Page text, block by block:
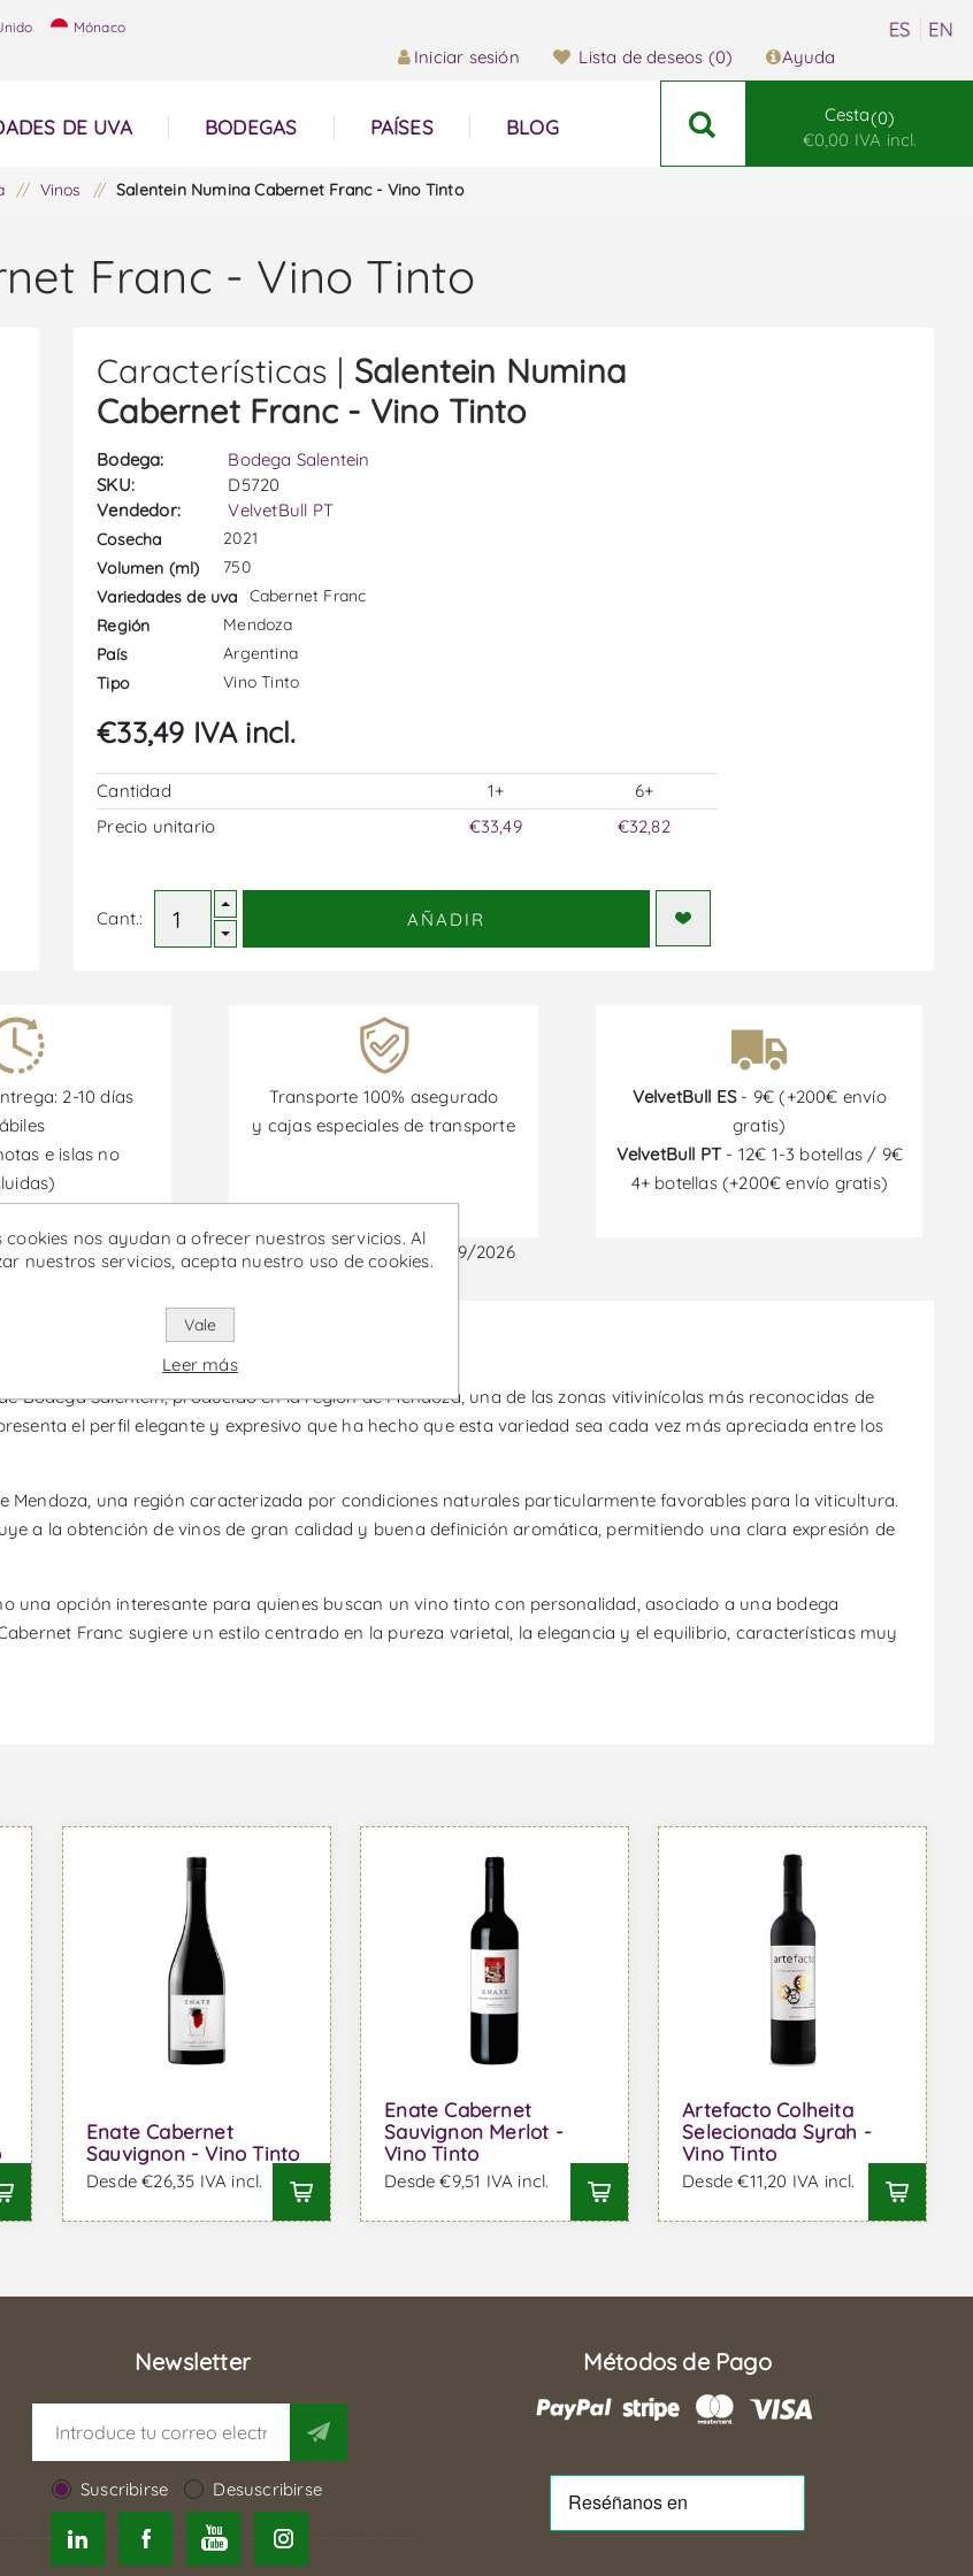
Mónaco
Iniciar sesión Lista de deseos (0) Ayuda
DE UVA BODEGAS PAÍSES BLOG
Cesta 0
€0,00 IVA incl.
/ Vinos / Salentein Numina Cabernet Franc - Vino Tinto
Franc - Vino Tinto
Características | Salentein Numina
Cabernet Franc - Vino Tinto
Bodega:
Bodega Salentein
SKU:
D5720
Vendedor:
VelvetBull PT
Cosecha
2021
Volumen (ml)
750
Variedades de uva
Cabernet Franc
Región
Mendoza
País
Argentina
Tipo
Vino Tinto
€33,49 IVA incl.
Cantidad 1+
6+
Precio unitario
€33,49 €32,82
Cant.: AÑADIR
2-10 días
e islas no
Transporte 100% asegurado
y cajas especiales de transporte
VelvetBull ES- 9€ (+200€ envío
gratis)
VelvetBull PT - 12€ 1-3 botellas / 9€
4+ botellas (+200€ envío gratis)
están disponibles desde el 30/06/2026 hasta el 30/09/2026
Franc - Vino Tinto
Bodega Salentein, producido en la región de Mendoza, una de las zonas vitivinícolas más reconocidas de
el perfil elegante y expresivo que ha hecho que esta variedad sea cada vez más apreciada entre los
Mendoza, una región caracterizada por condiciones naturales particularmente favorables para la viticultura.
a la obtención de vinos de gran calidad y buena definición aromática, permitiendo una clara expresión de
una opción interesante para quienes buscan un vino tinto con personalidad, asociado a una bodega
Franc sugiere un estilo centrado en la pureza varietal, la elegancia y el equilibrio, características muy
Enate Cabernet
Sauvignon - Vino Tinto
Desde €26,35 IVA incl.
Enate Cabernet
Sauvignon Merlot -
Vino Tinto
Desde €9,51 IVA incl.
Artefacto Colheita
Selecionada Syrah -
Vino Tinto
Desde €11,20 IVA incl.
Newsletter
Suscribirse Desuscribirse
Métodos de Pago
cookies nos ayudan a ofrecer nuestros servicios. Al
nuestros servicios, acepta nuestro uso de cookies.
Vale
Leer más